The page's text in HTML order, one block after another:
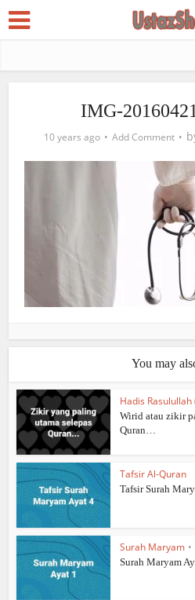
IMG-
10 years ago Add Comment
You may
Hadis Rasulullah
Wirid atau zikir
Quran…
Tafsir Al-Quran
Tafsir Surah
Surah Maryam •
Surah Maryam